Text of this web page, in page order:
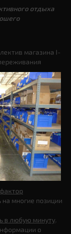
отдыха
магазина I-
на многие позиции
в любую минуту.
о